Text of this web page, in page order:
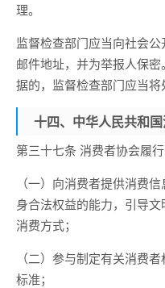
理。
监督检查部门应当向社会
邮件地址，并为举报人保
据的，监督检查部门应当将
十四、中华人民共和
第三十七条 消费者协会履行
（一）向消费者提供消费
身合法权益的能力，引导
消费方式；
（二）参与制定有关消费
标准；